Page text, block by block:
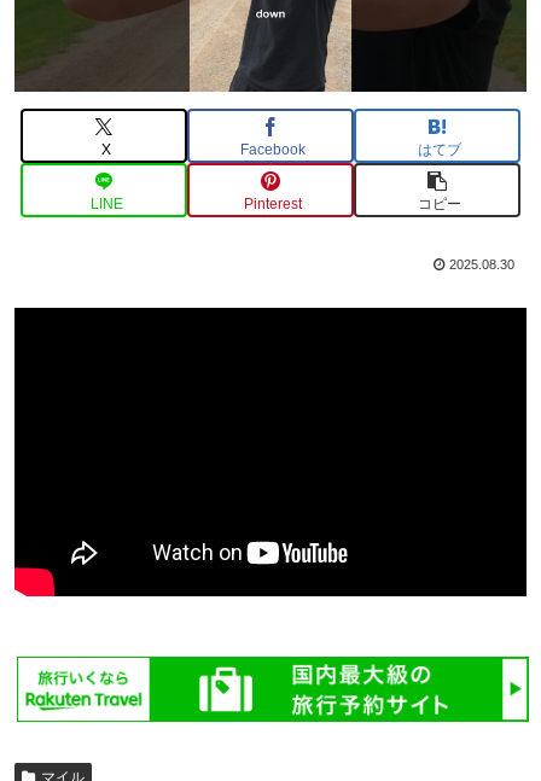
X Facebook はてブ
LINE Pinterest コピー
2025.08.30
マイル